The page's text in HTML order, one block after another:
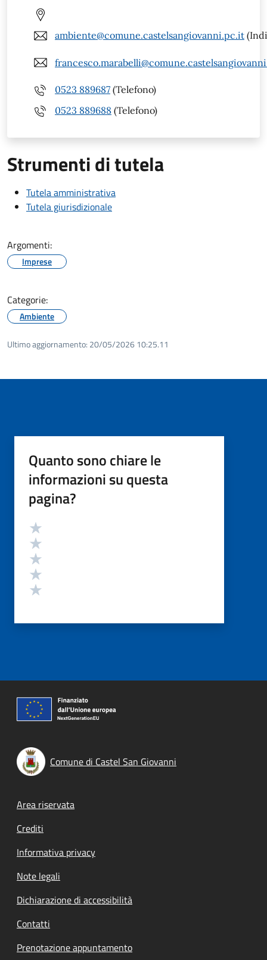
ambiente@comune.castelsangiovanni.pc.it
0523 889687 (Telefono)
0523 889688 (Telefono)
Strumenti di tutela
Tutela amministrativa
Tutela giurisdizionale
Argomenti:
Imprese
Categorie:
Ambiente
Ultimo aggiornamento: 20/05/2026 10:25.11
Quanto sono chiare le
informazioni su questa
pagina?
Valutazione
Comune di Castel San Giovanni
Footer menu
Area riservata
Crediti
Informativa privacy
Note legali
Dichiarazione di accessibilità
Contatti
Prenotazione appuntamento